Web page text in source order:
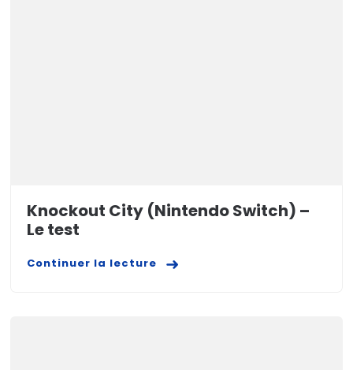
Knockout City (Nintendo Switch) –
Le test
Continuer la lecture